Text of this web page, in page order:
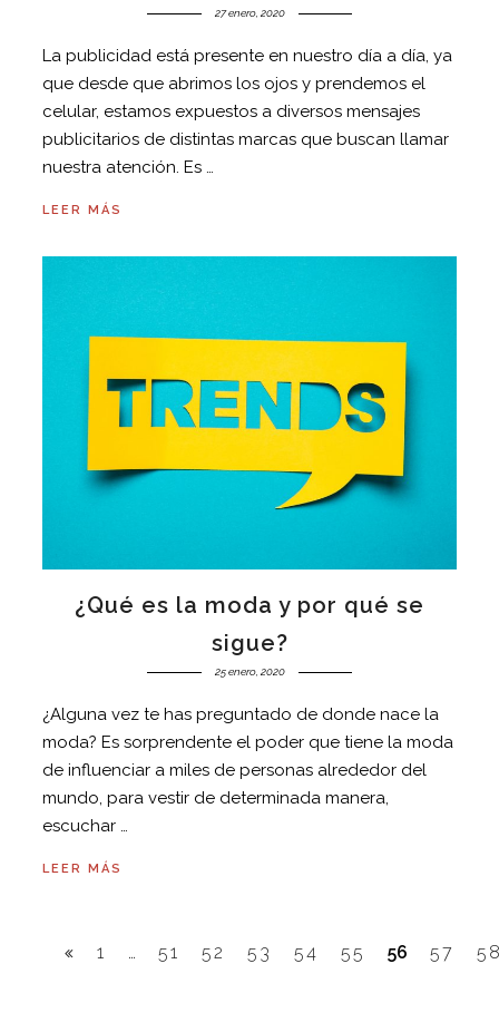
27 enero, 2020
La publicidad está presente en nuestro día a día, ya
que desde que abrimos los ojos y prendemos el
celular, estamos expuestos a diversos mensajes
publicitarios de distintas marcas que buscan llamar
nuestra atención. Es …
LEER MÁS
¿Qué es la moda y por qué se
sigue?
25 enero, 2020
¿Alguna vez te has preguntado de donde nace la
moda? Es sorprendente el poder que tiene la moda
de influenciar a miles de personas alrededor del
mundo, para vestir de determinada manera,
escuchar …
LEER MÁS
1 … 51 52 53 54 55 56 57